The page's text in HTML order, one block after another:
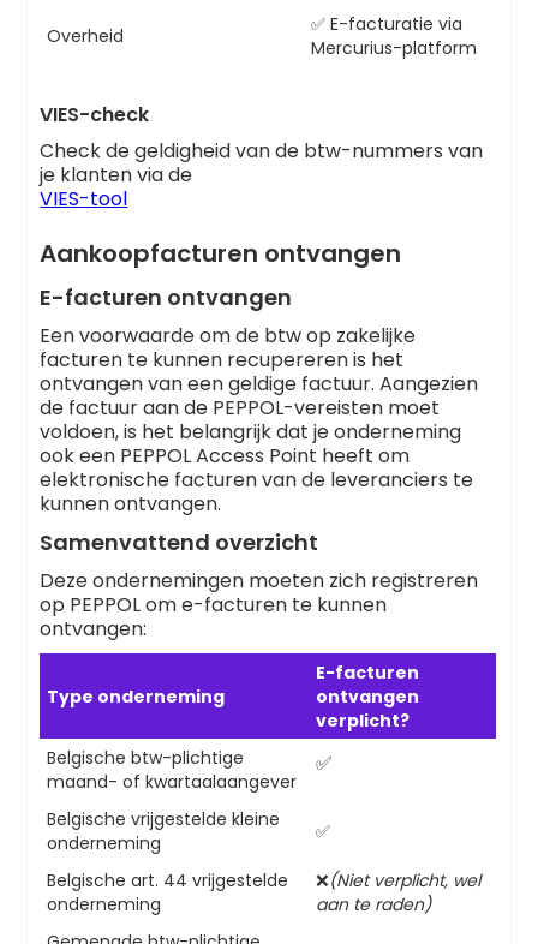
Overheid
✅ E-facturatie via
Mercurius-platform
VIES-check
Check de geldigheid van de btw-nummers van
je klanten via de
VIES-tool
Aankoopfacturen ontvangen
E-facturen ontvangen
Een voorwaarde om de btw op zakelijke
facturen te kunnen recupereren is het
ontvangen van een geldige factuur. Aangezien
de factuur aan de PEPPOL-vereisten moet
voldoen, is het belangrijk dat je onderneming
ook een PEPPOL Access Point heeft om
elektronische facturen van de leveranciers te
kunnen ontvangen.
Samenvattend overzicht
Deze ondernemingen moeten zich registreren
op PEPPOL om e-facturen te kunnen
ontvangen:
Type onderneming
E-facturen
ontvangen
verplicht?
Belgische btw-plichtige
maand- of kwartaalaangever
✅
Belgische vrijgestelde kleine
onderneming
✅
Belgische art. 44 vrijgestelde
onderneming
❌(Niet verplicht, wel
aan te raden)